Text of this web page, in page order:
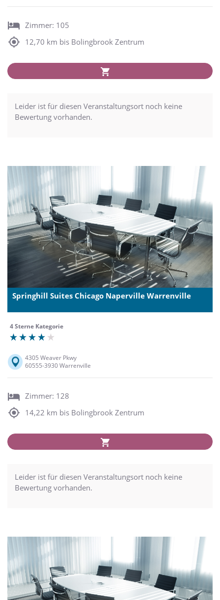
Zimmer: 105
12,70 km bis Bolingbrook Zentrum
Leider ist für diesen Veranstaltungsort noch keine
Bewertung vorhanden.
Springhill Suites Chicago Naperville Warrenville
4 Sterne Kategorie
4305 Weaver Pkwy
60555-3930 Warrenville
Zimmer: 128
14,22 km bis Bolingbrook Zentrum
Leider ist für diesen Veranstaltungsort noch keine
Bewertung vorhanden.